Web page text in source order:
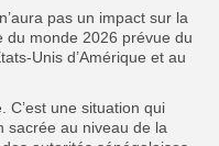
pas un impact sur la
du monde 2026 prévue du
Unis d’Amérique et au
C’est une situation qui
sacrée au niveau de la